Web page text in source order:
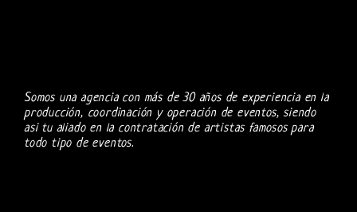
Somos una agencia con más de 30 años de experiencia en la
producción, coordinación y operación de eventos, siendo
asi tu aliado en la contratación de artistas famosos para
todo tipo de eventos.